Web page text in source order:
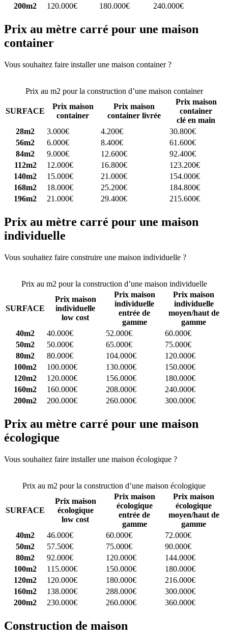
200m2
120.000€ 180.000€ 240.000€
Prix au mètre carré pour une maison
container
Vous souhaitez faire installer une maison container ?
Prix au m2 pour la construction d’une maison container
SURFACE
Prix maison
container
Prix maison
container livrée
Prix maison
container
clé en main
28m2
3.000€ 4.200€
30.800€
56m2
6.000€ 8.400€
61.600€
84m2
9.000€ 12.600€
92.400€
112m2
12.000€ 16.800€
123.200€
140m2
15.000€ 21.000€
154.000€
168m2
18.000€ 25.200€
184.800€
196m2
21.000€ 29.400€ 215.600€
Prix au mètre carré pour une maison
individuelle
Vous souhaitez faire construire une maison individuelle ?
Prix au m2 pour la construction d’une maison individuelle
SURFACE
Prix maison
individuelle
low cost
Prix maison
individuelle
entrée de
gamme
Prix maison
individuelle
moyen/haut de
gamme
40m2
40.000€ 52.000€
60.000€
50m2
50.000€ 65.000€
75.000€
80m2
80.000€ 104.000€
120.000€
100m2
100.000€ 130.000€
150.000€
120m2
120.000€ 156.000€
180.000€
160m2
160.000€ 208.000€
240.000€
200m2
200.000€ 260.000€ 300.000€
Prix au mètre carré pour une maison
écologique
Vous souhaitez faire installer une maison écologique ?
Prix au m2 pour la construction d’une maison écologique
SURFACE
Prix maison
écologique
low cost
Prix maison
écologique
entrée de
gamme
Prix maison
écologique
moyen/haut de
gamme
40m2
46.000€ 60.000€
72.000€
50m2
57.500€ 75.000€
90.000€
80m2
92.000€ 120.000€
144.000€
100m2
115.000€ 150.000€
180.000€
120m2
120.000€ 180.000€
216.000€
160m2
138.000€ 288.000€
300.000€
200m2
230.000€ 260.000€ 360.000€
Construction de maison